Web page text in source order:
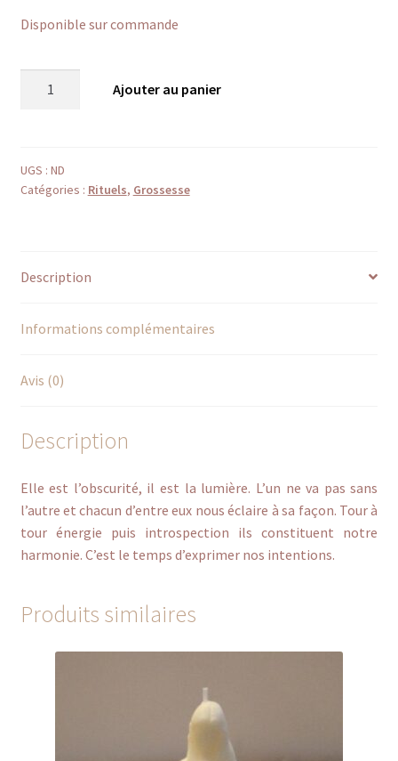
Disponible sur commande
Bougie
soleil
Ajouter au panier
UGS : ND
Catégories : Rituels, Grossesse
Description
Informations complémentaires
Avis (0)
Description
Elle est l’obscurité, il est la lumière. L’un ne va pas sans
l’autre et chacun d’entre eux nous éclaire à sa façon. Tour à
tour énergie puis introspection ils constituent notre
harmonie. C’est le temps d’exprimer nos intentions.
Produits similaires